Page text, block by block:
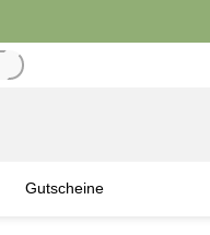
Gutscheine